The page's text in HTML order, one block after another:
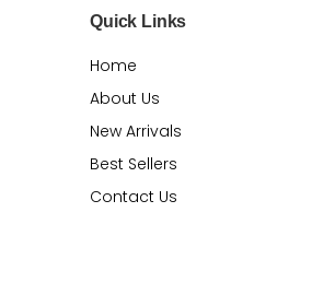
Quick Links
Home
About Us
New Arrivals
Best Sellers
Contact Us